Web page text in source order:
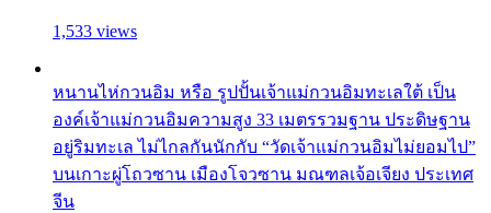
1,533 views
หนานไห่กวนอิม หรือ รูปปั้นเจ้าแม่กวนอิมทะเลใต้ เป็น
องค์เจ้าแม่กวนอิมความสูง 33 เมตรรวมฐาน ประดิษฐาน
อยู่ริมทะเล ไม่ไกลกันนักกับ “วัดเจ้าแม่กวนอิมไม่ยอมไป”
บนเกาะผู่โถวซาน เมืองโจวซาน มณฑลเจ้อเจียง ประเทศ
จีน